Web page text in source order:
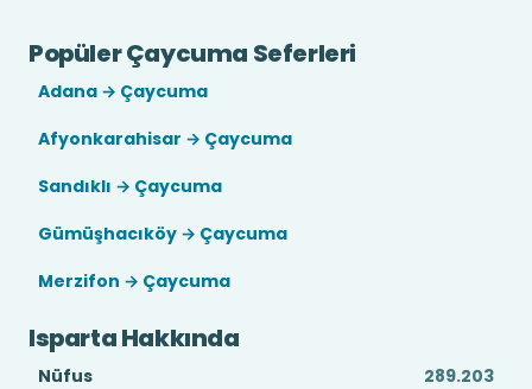
Popüler Çaycuma Seferleri
Adana → Çaycuma
Afyonkarahisar → Çaycuma
Sandıklı → Çaycuma
Gümüşhacıköy → Çaycuma
Merzifon → Çaycuma
Isparta Hakkında
Nüfus
289.203